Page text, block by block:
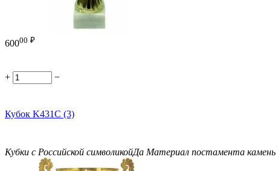
60000 ₽
+ −
Кубок K431C (3)
Кубки с Российской символикойДа Материал постамента камень